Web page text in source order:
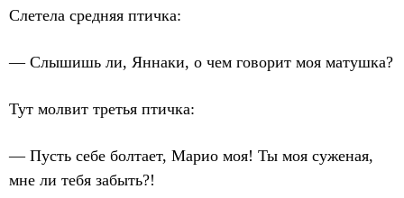
Слетела средняя птичка:
— Слышишь ли, Яннаки, о чем говорит моя матушка?
Тут молвит третья птичка:
— Пусть себе болтает, Марио моя! Ты моя суженая,
мне ли тебя забыть?!